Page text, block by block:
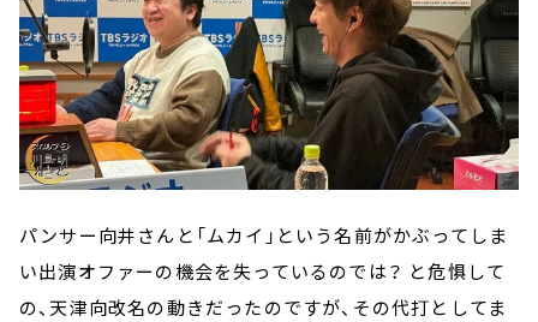
パンサー向井さんと「ムカイ」という名前がかぶってしま
い出演オファーの機会を失っているのでは？ と危惧して
の、天津向改名の動きだったのですが、その代打としてま